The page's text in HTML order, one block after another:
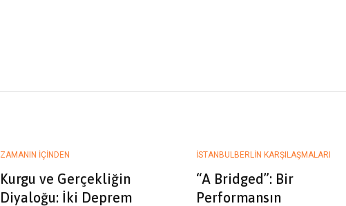
ZAMANIN İÇINDEN
Kurgu ve Gerçekliğin
Diyaloğu: İki Deprem
ISTANBULBERLIN KARŞILAŞMALARI
“A Bridged”: Bir
Performansın